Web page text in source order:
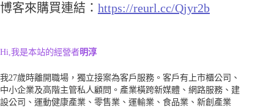
博客來購買連結： https://reurl.cc/Qjyr2b
Hi,我是本站的經營者明淳
我27歲時離開職場，獨立接案為客戶服務。客戶有上市櫃公司、
中小企業及高階主管私人顧問。產業橫跨新媒體、網路服務、建
設公司、運動健康產業、零售業、運輸業、食品業、新創產業